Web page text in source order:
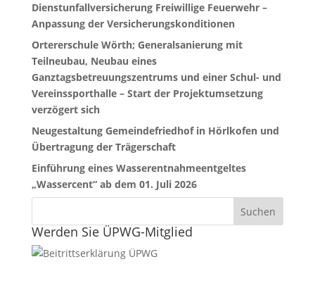
Dienstunfallversicherung Freiwillige Feuerwehr –
Anpassung der Versicherungskonditionen
Ortererschule Wörth; Generalsanierung mit
Teilneubau, Neubau eines
Ganztagsbetreuungszentrums und einer Schul- und
Vereinssporthalle – Start der Projektumsetzung
verzögert sich
Neugestaltung Gemeindefriedhof in Hörlkofen und
Übertragung der Trägerschaft
Einführung eines Wasserentnahmeentgeltes
„Wassercent“ ab dem 01. Juli 2026
Werden Sie ÜPWG-Mitglied